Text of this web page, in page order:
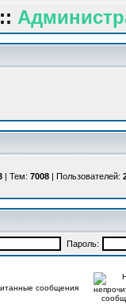
| Тем: 7008 | Пользователей:
Пароль:
сообщения